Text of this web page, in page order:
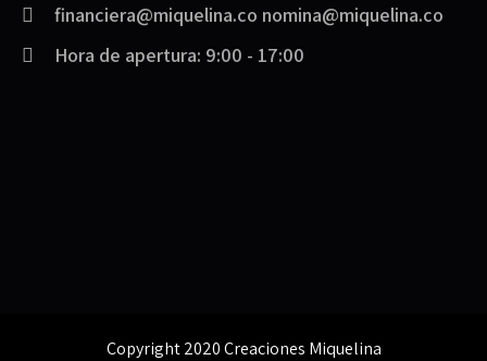
financiera@miquelina.co nomina@miquelina.co
Hora de apertura: 9:00 - 17:00
Copyright 2020 Creaciones Miquelina